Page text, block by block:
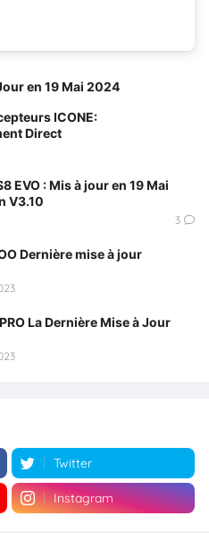
en 19 Mai 2024
ICONE:
Direct
EVO : Mis à jour en 19 Mai
V3.10
3
Dernière mise à jour
La Dernière Mise à Jour
Twitter
Instagram